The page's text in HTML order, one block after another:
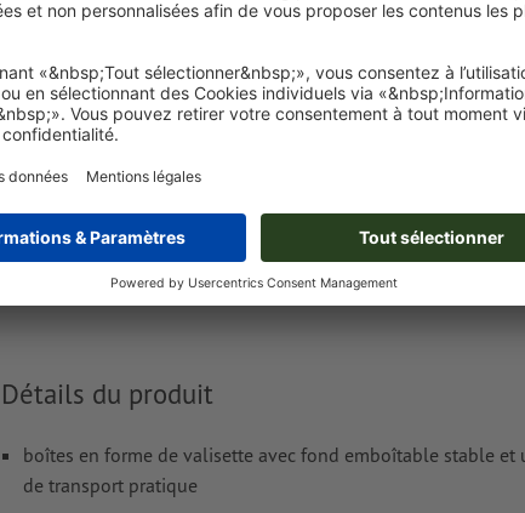
En ce qui concerne le traitement des fichiers d'impression, de l'
nosExigences concernant vos fichiers d'impressions'appliquent
Livraison approx. :
Détails du produit
boîtes en forme de valisette avec fond emboîtable stable et
de transport pratique